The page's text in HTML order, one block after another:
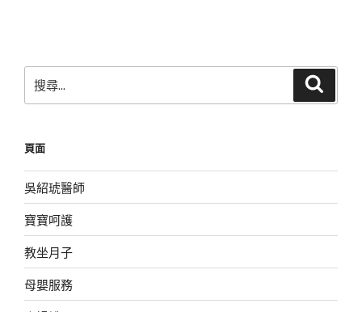
尋
字:
頁面
吳紹琥醫師
寶寶呵護
教坐月子
母嬰服務